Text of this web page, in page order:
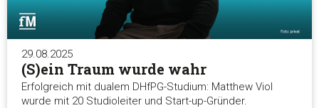
29.08.2025
(S)ein Traum wurde wahr
Erfolgreich mit dualem DHfPG-Studium: Matthew Viol
wurde mit 20 Studioleiter und Start-up-Gründer.